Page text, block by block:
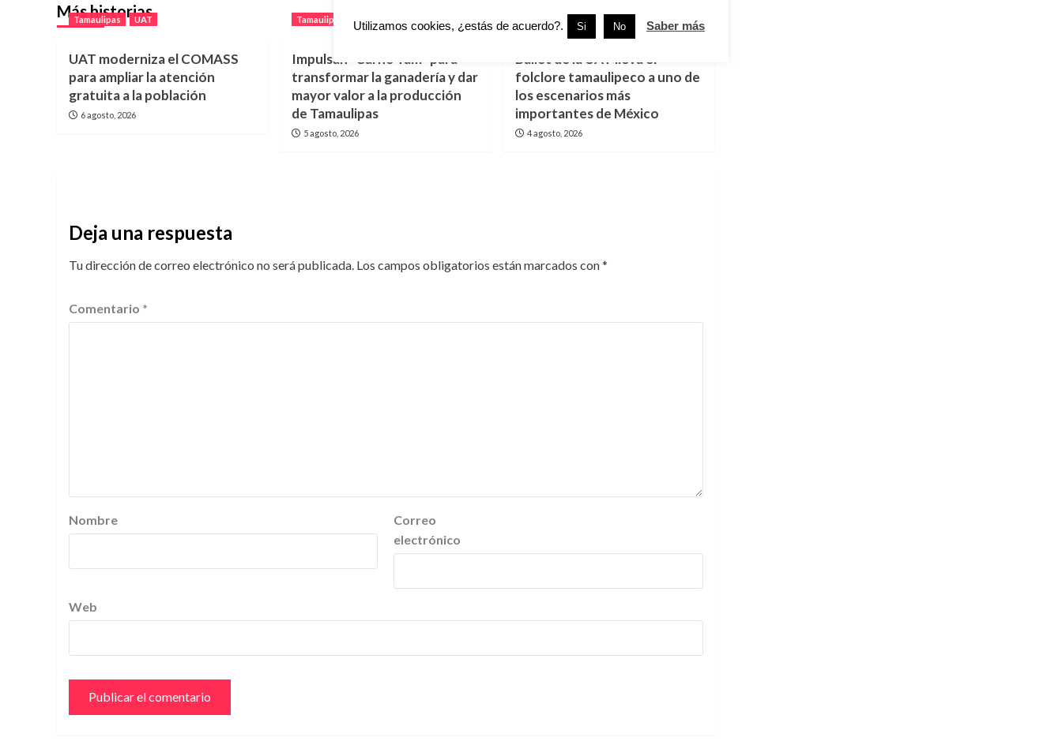
Más historias
Tamaulipas UAT
UAT moderniza el COMASS
para ampliar la atención
gratuita a la población
6 agosto, 2026
Tamaulipas UAT
Impulsan “Carne Tam” para
transformar la ganadería y dar
mayor valor a la producción
de Tamaulipas
5 agosto, 2026
Tamaulipas
Ballet de la UAT lleva el
folclore tamaulipeco a uno de
los escenarios más
importantes de México
4 agosto, 2026
Deja una respuesta
Tu dirección de correo electrónico no será publicada. Los campos obligatorios están marcados con*
Comentario *
Nombre
Correo
electrónico
Web
Utilizamos cookies, ¿estás de acuerdo?. Si No Saber más